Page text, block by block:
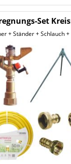
Set
+ Ständer + Schlauch